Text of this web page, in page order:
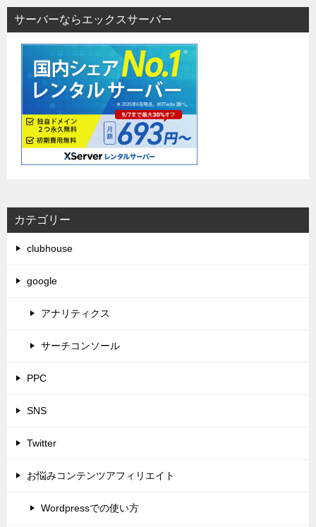
サーバーならエックスサーバー
カテゴリー
clubhouse
google
アナリティクス
サーチコンソール
PPC
SNS
Twitter
お悩みコンテンツアフィリエイト
Wordpressでの使い方